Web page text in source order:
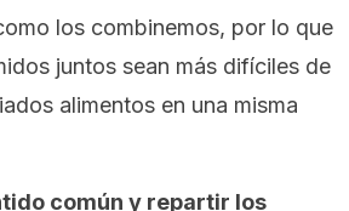
los combinemos, por lo que
juntos sean más difíciles de
alimentos en una misma
común y repartir los